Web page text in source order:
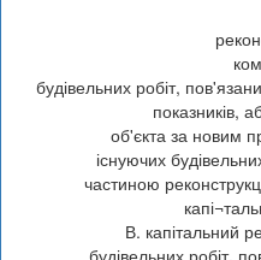
будівельних робіт,
показників,
об'єкта за новим
існуючих
частиною
В. капітальний
будівельних робіт,